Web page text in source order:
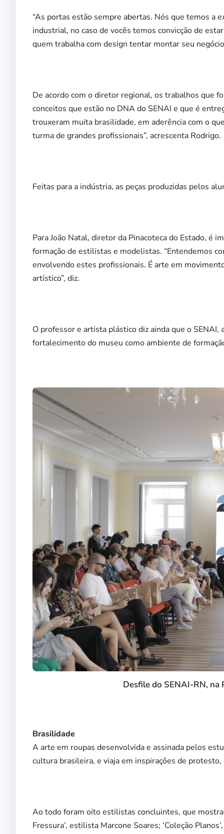
“As portas estão sempre abertas. Nós que temos a
industrial, no caso de vocês temos convicção de
quem trabalha com design tentar montar seu
De acordo com o diretor regional, os trabalhos que
conceitos que estão no DNA do SENAI e que é
trouxeram muita brasilidade, em aderência com o
turma de grandes profissionais”, acrescenta Rodrigo.
Feitas para a indústria, as peças produzidas pelos
Para João Natal, diretor da Pinacoteca do Estado, é
formação de estilistas e modelistas. “Entendemos
envolvendo estes profissionais. É arte em
artístico”, diz.
O professor e artista plástico diz ainda que o SENAI,
fortalecimento do museu como ambiente de
Desfile do SENAI-RN, na
Brasilidade
A arte em roupas desenvolvida e assinada pelos
cultura brasileira, e viaja em inspirações de
Ao todo foram oito estilistas concluintes, que
Fressura’, estilista Marcone Soares; ‘Coleção